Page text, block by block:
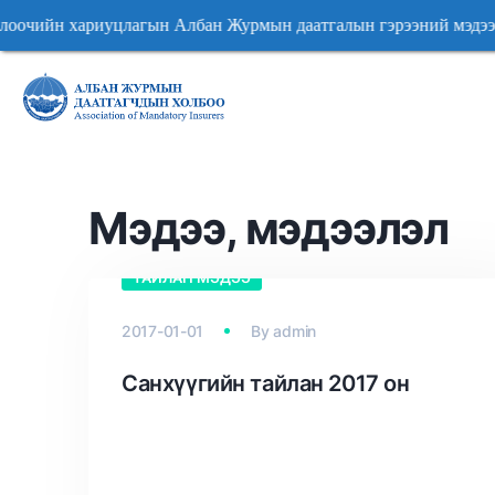
Мэдээ, мэдээлэл
ТАЙЛАН МЭДЭЭ
2017-01-01 Byadmin
Санхүүгийн тайлан 2017 он
Албан Журмын даатгалын гэрээний
Албан Журмын даатгалын гэрээний